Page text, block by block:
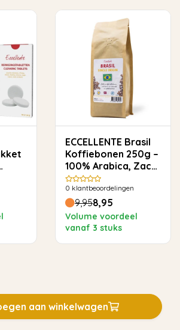
ECCELLENTE Brasil
Koffiebonen 250g –
100% Arabica, Zacht
& Rond
0 klantbeoordelingen
9,958,95
Volume voordeel
vanaf 3 stuks
aan winkelwagen